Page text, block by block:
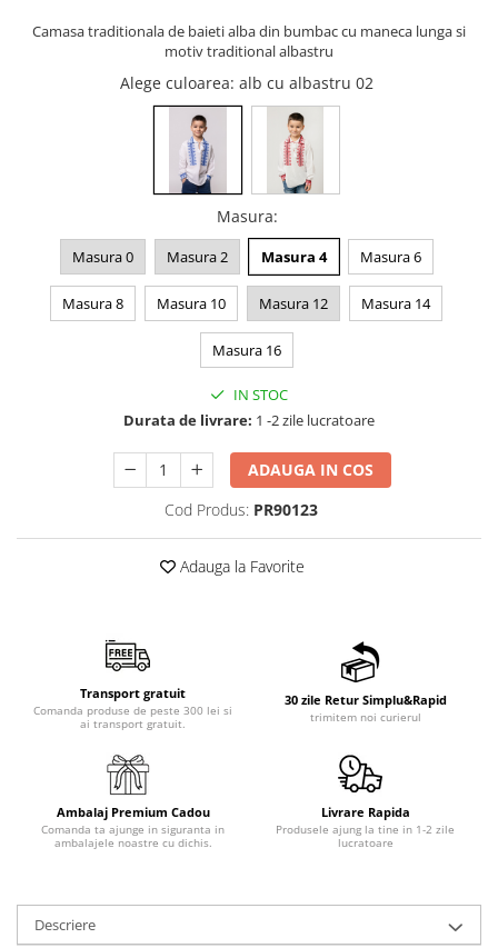
Camasa traditionala de baieti alba din bumbac cu maneca lunga si
motiv traditional albastru
Alege culoarea: alb cu albastru 02
Masura:
Masura 0 Masura 2 Masura 4 Masura 6
Masura 8 Masura 10 Masura 12 Masura 14
Masura 16
IN STOC
Durata de livrare: 1 -2 zile lucratoare
ADAUGA IN COS
Cod Produs: PR90123
Adauga la Favorite
Transport gratuit
Comanda produse de peste 300 lei si
ai transport gratuit.
30 zile Retur Simplu&Rapid
trimitem noi curierul
Ambalaj Premium Cadou
Comanda ta ajunge in siguranta in
ambalajele noastre cu dichis.
Livrare Rapida
Produsele ajung la tine in 1-2 zile
lucratoare
Descriere